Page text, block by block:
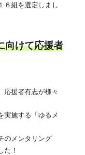
６組を選定しまし
向けて応援者
応援者有志が様々
実施する「ゆるメ
のメンタリング
た！